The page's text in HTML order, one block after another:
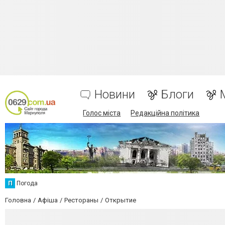
Новини Блоги
Голос міста Редакційна політика
П Погода
Головна Афіша Рестораны Открытие